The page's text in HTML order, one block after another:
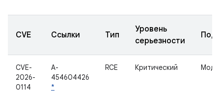
CVE Ссылки Тип
Уровень
серьезности
CVE-
2026-
0114
A-
454604426
*
RCE Критический